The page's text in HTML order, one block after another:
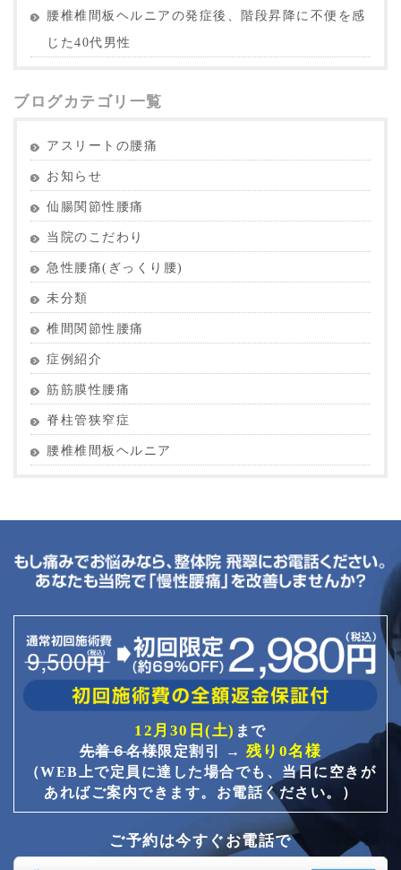
腰椎椎間板ヘルニアの発症後、階段昇降に不便を感
じた40代男性
ブログカテゴリ一覧
アスリートの腰痛
お知らせ
仙腸関節性腰痛
当院のこだわり
急性腰痛(ぎっくり腰)
未分類
椎間関節性腰痛
症例紹介
筋筋膜性腰痛
脊柱管狭窄症
腰椎椎間板ヘルニア
12月30日(土) まで
先着６名様限定割引 → 残り0名様
（WEB上で定員に達した場合でも、当日に空きが
あればご案内できます。お電話ください。）
ご予約は今すぐお電話で